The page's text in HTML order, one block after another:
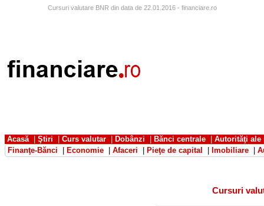
Cursuri valutare BNR din data de 22.01.2016 - financiare.ro
Acasă| Ştiri Curs valutar Dobânzi Bănci centrale
Autorităţi ale
Finanţe-Bănci
Economie Afaceri Pieţe de capital Imobiliare
Cursuri